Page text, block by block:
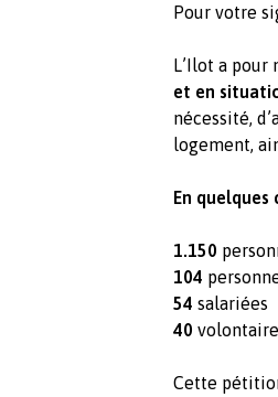
Pour votre
L’Ilot a pour
et en
nécessité,
logement,
En quelques
1.150
104
54 salariées
40
Cette